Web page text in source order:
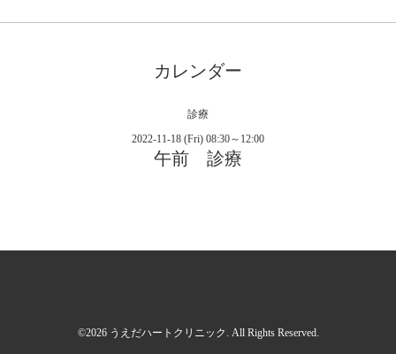
カレンダー
診療
2022-11-18 (Fri) 08:30～12:00
午前 診療
©2026 うえだハートクリニック . All Rights Reserved.